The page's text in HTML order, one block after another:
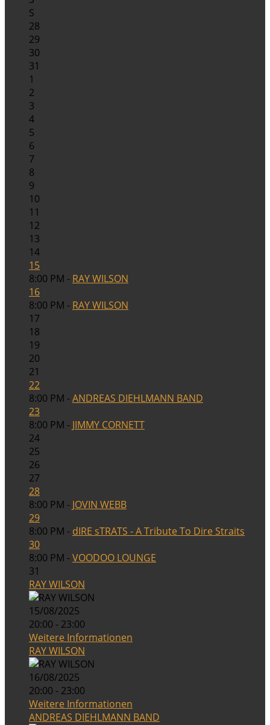
S
28
29
30
31
1
2
3
4
5
6
7
8
9
10
11
12
13
14
15
8:00 PM - RAY WILSON
16
8:00 PM - RAY WILSON
17
18
19
20
21
22
8:00 PM -ANDREAS DIEHLMANN BAND
23
8:00 PM - JIMMY CORNETT
24
25
26
27
28
8:00 PM - JOVIN WEBB
29
8:00 PM - dIRE sTRATS - A Tribute To Dire Straits
30
8:00 PM -VOODOO LOUNGE
31
RAY WILSON
15/08/2025
20:00 - 23:00
Weitere Informationen
RAY WILSON
16/08/2025
20:00 - 23:00
Weitere Informationen
ANDREAS DIEHLMANN BAND